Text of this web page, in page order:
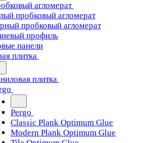
агломерат
пробковый агломерат
пробковый агломерат
профиль
панели
плитка
плитка
Pergo
Classic Plank Optimum Glue
Modern Plank Optimum Glue